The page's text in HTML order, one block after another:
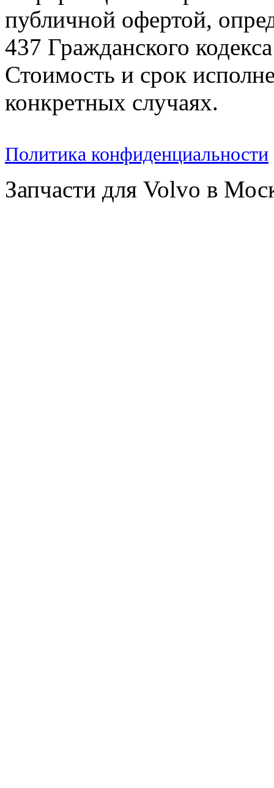
публичной офертой,
437 Гражданского
Стоимость и срок
конкретных случаях.
Политика конфиденциальности
Запчасти для Volvo в